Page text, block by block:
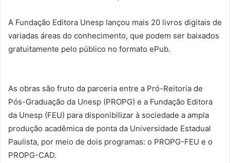
A Fundação Editora Unesp lançou mais 20 livros digitais de
variadas áreas do conhecimento, que podem ser baixados
gratuitamente pelo público no formato ePub.
As obras são fruto da parceria entre a Pró-Reitoria de
Pós-Graduação da Unesp (PROPG) e a Fundação Editora
da Unesp (FEU) para disponibilizar à sociedade a ampla
produção acadêmica de ponta da Universidade Estadual
Paulista, por meio de dois programas: o PROPG-FEU e o
PROPG-CAD.